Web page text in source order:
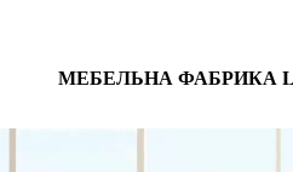
МЕБЕЛЬНА ФАБРИКА